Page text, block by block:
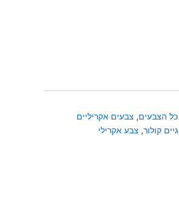
כל הצבעים, צבעים אקריליים
גיים קולור, צבע אקרילי